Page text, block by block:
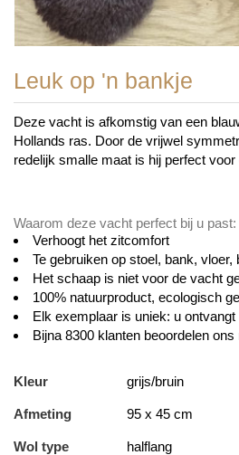
Leuk op 'n bankje
Deze vacht is afkomstig van een
Hollands ras. Door de vrijwel
redelijk smalle maat is hij perfect
Waarom deze vacht perfect bij u past:
Verhoogt het zitcomfort
Te gebruiken op stoel, bank,
Het schaap is niet voor de vacht
100% natuurproduct, ecologisch
Elk exemplaar is uniek: u
Bijna 8300 klanten beoordelen ons
Kleur grijs/bruin
Afmeting 95 x 45 cm
Wol type halflang